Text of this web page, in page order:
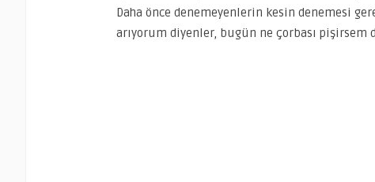
Daha önce denemeyenlerin kesin denemesi
arıyorum diyenler, bugün ne çorbası